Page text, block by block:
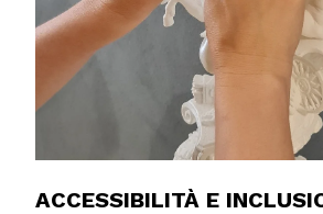
ACCESSIBILITÀ E